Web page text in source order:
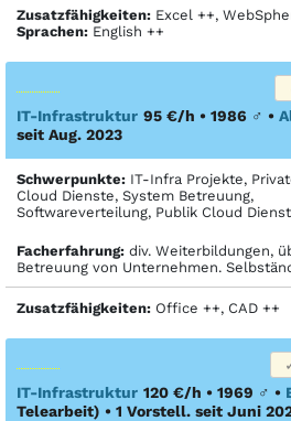
Zusatzfähigkeiten: Excel ++,
Sprachen: English ++
IT-Infrastruktur 95 €/h • 1986 ♂ •
seit Aug. 2023
Schwerpunkte: IT-Infra Projekte,
Cloud Dienste, System Betreuung,
Softwareverteilung, Publik Cloud
Facher­fahrung: div. Weiterbildungen,
Betreuung von Unternehmen.
Zusatzfähigkeiten: Office ++, CAD ++
IT-Infrastruktur 120 €/h • 1969 ♂ •
Telearbeit) • 1 Vorstell. seit Juni